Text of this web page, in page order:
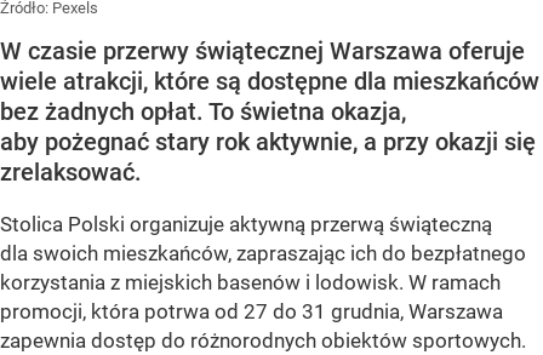
Źródło: Pexels
W czasie przerwy świątecznej Warszawa oferuje
wiele atrakcji, które są dostępne dla mieszkańców
bez żadnych opłat. To świetna okazja,
aby pożegnać stary rok aktywnie, a przy okazji się
zrelaksować.
Stolica Polski organizuje aktywną przerwą świąteczną
dla swoich mieszkańców, zapraszając ich do bezpłatnego
korzystania z miejskich basenów i lodowisk. W ramach
promocji, która potrwa od 27 do 31 grudnia, Warszawa
zapewnia dostęp do różnorodnych obiektów sportowych.